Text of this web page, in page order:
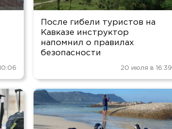
После гибели туристов на
Кавказе инструктор
напомнил о правилах
безопасности
20 июля в 16:39